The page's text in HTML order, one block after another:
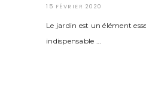
15 FÉVRIER 2020
Le jardin est un élément
indispensable …